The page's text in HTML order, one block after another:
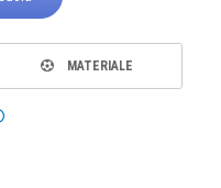
MATERIALE